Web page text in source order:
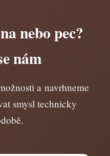
nebo pec?
nám
a navrhneme
smysl technicky